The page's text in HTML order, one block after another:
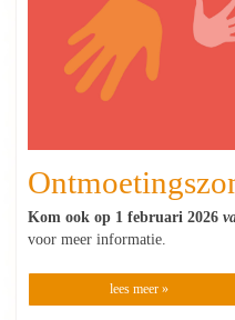
Kom ook op 1 februari 2026v
voor meer informatie.
lees meer »